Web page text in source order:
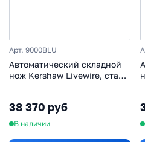
Арт. 9000BLU
Автоматический складной
нож Kershaw Livewire, сталь
38 370 руб
В наличии